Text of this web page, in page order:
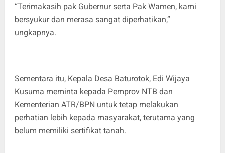
“Terimakasih pak Gubernur serta Pak Wamen, kami
bersyukur dan merasa sangat diperhatikan,”
ungkapnya.
Sementara itu, Kepala Desa Baturotok, Edi Wijaya
Kusuma meminta kepada Pemprov NTB dan
Kementerian ATR/BPN untuk tetap melakukan
perhatian lebih kepada masyarakat, terutama yang
belum memiliki sertifikat tanah.